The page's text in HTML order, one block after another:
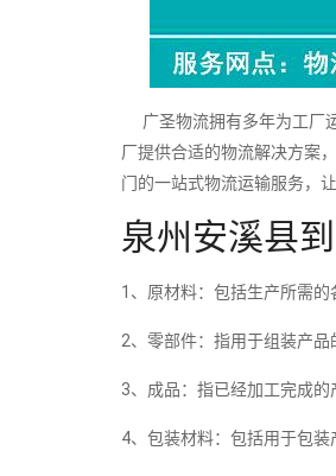
广圣物流拥有多年为工厂
厂提供合适的物流解决方案
门的一站式物流运输服务，
泉州安溪县
1、原材料：包括生产所需的
2、零部件：指用于组装产品
3、成品：指已经加工完成的
4、包装材料：包括用于包装